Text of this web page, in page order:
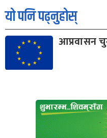
यो पनि पढ्नुहोस्
आप्रवासन